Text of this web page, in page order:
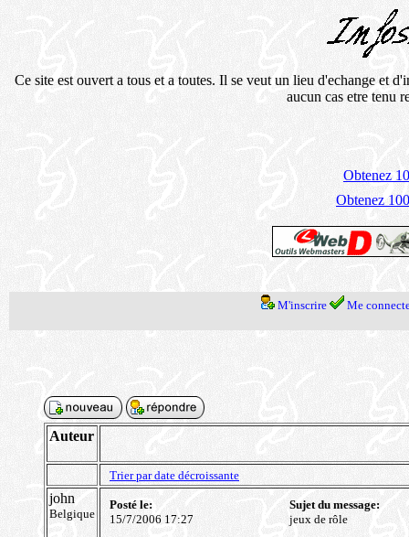
Ce site est ouvert a tous et a toutes. Il se veut un lieu d'echange et
aucun cas etre tenu
Obtenez
Obtenez
M'inscrire Me
Auteur
Trier par date décroissante
john
Belgique
Posté le:
15/7/2006 17:27
Sujet du message:
jeux de rôle